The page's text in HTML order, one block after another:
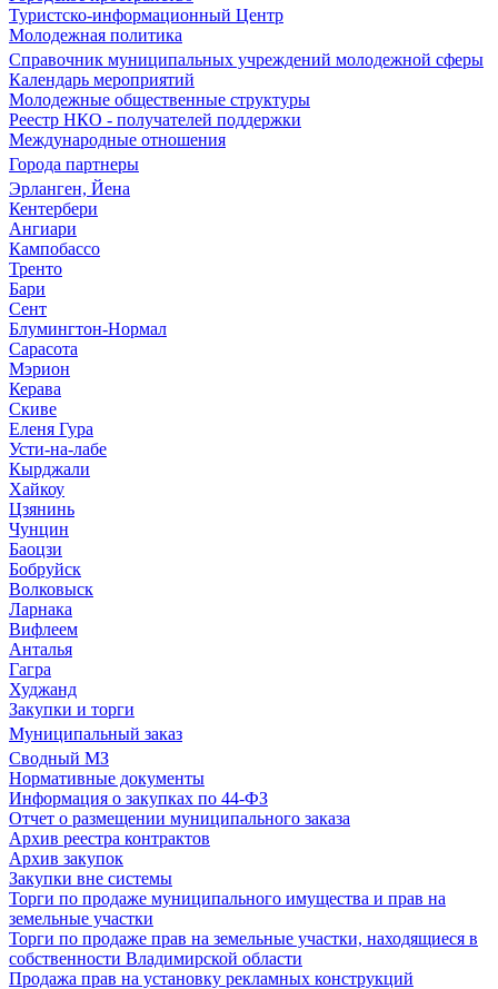
Туристско-информационный Центр
Молодежная политика
Справочник муниципальных учреждений молодежной сферы
Календарь мероприятий
Молодежные общественные структуры
Реестр НКО - получателей поддержки
Международные отношения
Города партнеры
Эрланген, Йена
Кентербери
Ангиари
Кампобассо
Тренто
Бари
Сент
Блумингтон-Нормал
Сарасота
Мэрион
Керава
Скиве
Еленя Гура
Усти-на-лабе
Кырджали
Хайкоу
Цзянинь
Чунцин
Баоцзи
Бобруйск
Волковыск
Ларнака
Вифлеем
Анталья
Гагра
Худжанд
Закупки и торги
Муниципальный заказ
Сводный МЗ
Нормативные документы
Информация о закупках по 44-ФЗ
Отчет о размещении муниципального заказа
Архив реестра контрактов
Архив закупок
Закупки вне системы
Торги по продаже муниципального имущества и прав на
земельные участки
Торги по продаже прав на земельные участки, находящиеся в
собственности Владимирской области
Продажа прав на установку рекламных конструкций